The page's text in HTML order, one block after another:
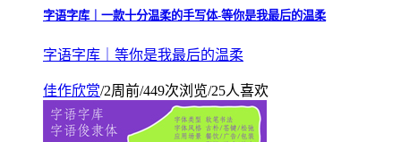
字语字库｜一款十分温柔的手写体-等你是我最后的温柔
字语字库｜等你是我最后的温柔
佳作欣赏/2周前/449次浏览/25人喜欢